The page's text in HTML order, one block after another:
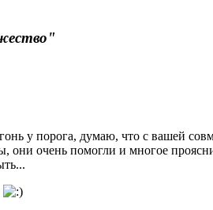
у порога, думаю, что с вашей
они очень помогли и многое